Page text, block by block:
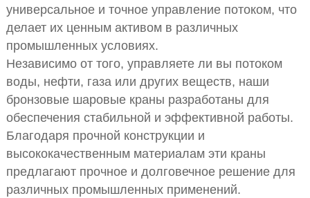
универсальное и точное управление потоком, что
делает их ценным активом в различных
промышленных условиях.
Независимо от того, управляете ли вы потоком
воды, нефти, газа или других веществ, наши
бронзовые шаровые краны разработаны для
обеспечения стабильной и эффективной работы.
Благодаря прочной конструкции и
высококачественным материалам эти краны
предлагают прочное и долговечное решение для
различных промышленных применений.